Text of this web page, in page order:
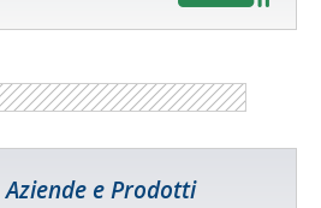
e Prodotti